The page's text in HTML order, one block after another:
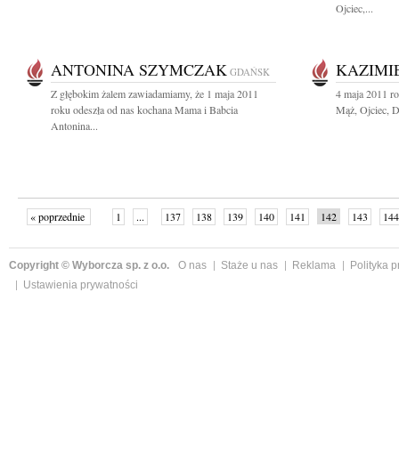
Ojciec,...
ANTONINA SZYMCZAK GDAŃSK
Z głębokim żalem zawiadamiamy, że 1 maja 2011
roku odeszła od nas kochana Mama i Babcia
Antonina...
4 maja 2011
Mąż, Ojciec,
« poprzednie 1 ... 137 138 139 140 141 142 143
144
Copyright © Wyborcza sp. z o.o. O nas Staże u nas Reklama
Polityka
Ustawienia prywatności